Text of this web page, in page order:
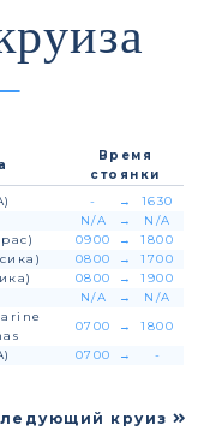
Время
стоянки
- →
1630
N/A →
N/A
0900 →
1800
0800 →
1700
0800 →
1900
N/A →
N/A
0700 →
1800
0700 → -
круиз